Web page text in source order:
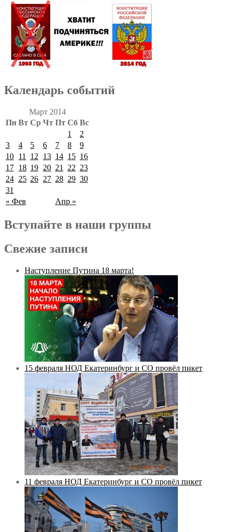
Календарь событий
Март 2014
Пн Вт Ср Чт Пт Сб Вс
« Фев Апр »
1
2
3
4 5 6 7 8
9
10 11 12 13 14 15 16
17 18 19 20 21 22 23
24 25 26 27 28 29 30
31
Вступайте в наши группы
Свежие записи
Наступление Путина 18 марта!
15 февраля НОД Екатеринбург и СО провёл пикет
11 февраля НОД Екатеринбург и СО провёл пикет